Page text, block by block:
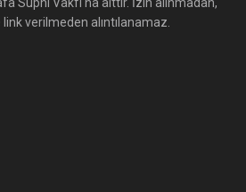
verilmeden alıntılanamaz.